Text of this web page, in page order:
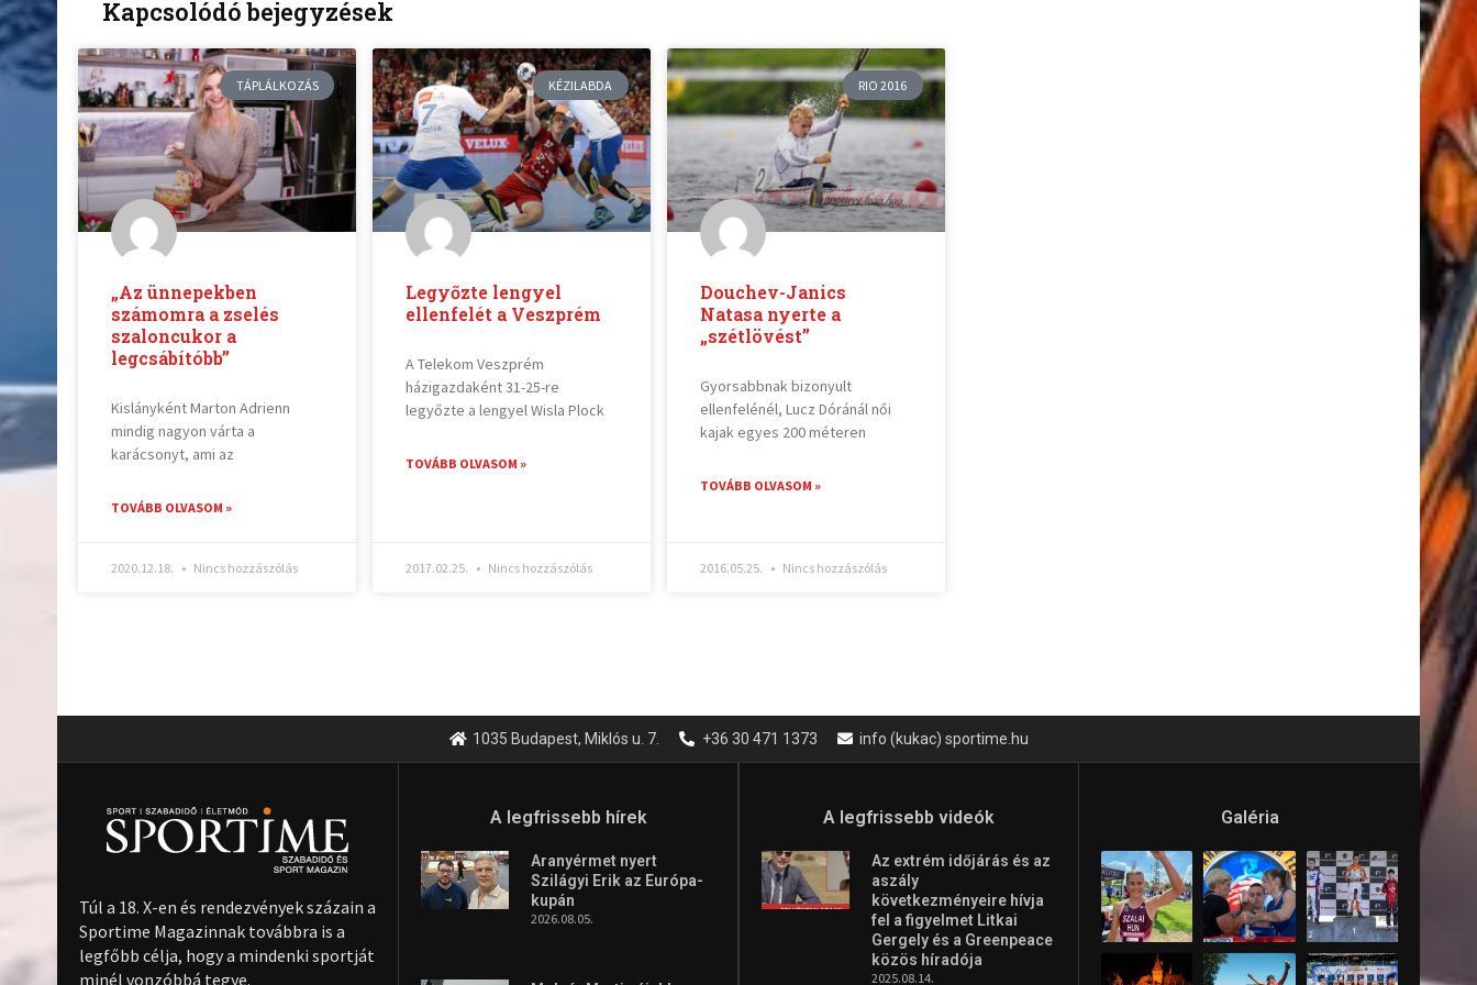
Kapcsolódó bejegyzések
TÁPLÁLKOZÁS
„Az ünnepekben
számomra a zselés
szaloncukor a
legcsábítóbb”
Kislányként Marton Adrienn
mindig nagyon várta a
karácsonyt, ami az
TOVÁBB OLVASOM »
2020.12.18. Nincs hozzászólás
KÉZILABDA
Legyőzte lengyel
ellenfelét a Veszprém
A Telekom Veszprém
házigazdaként 31-25-re
legyőzte a lengyel Wisla Plock
TOVÁBB OLVASOM »
2017.02.25. Nincs hozzászólás
RIO 2016
Douchev-Janics
Natasa nyerte a
„szétlövést”
Gyorsabbnak bizonyult
ellenfelénél, Lucz Dóránál női
kajak egyes 200 méteren
TOVÁBB OLVASOM »
2016.05.25. Nincs hozzászólás
1035 Budapest, Miklós u. 7. +36 30 471 1373 info (kukac) sportime.hu
Túl a 18. X-en és rendezvények százain a
Sportime Magazinnak továbbra is a
legfőbb célja, hogy a mindenki sportját
minél vonzóbbá tegye.
A legfrissebb hírek
Aranyérmet nyert
Szilágyi Erik az Európa-
kupán
2026.08.05.
A legfrissebb videók
Az extrém időjárás és az
aszály
következményeire hívja
fel a figyelmet Litkai
Gergely és a Greenpeace
közös híradója
2025.08.14.
Galéria